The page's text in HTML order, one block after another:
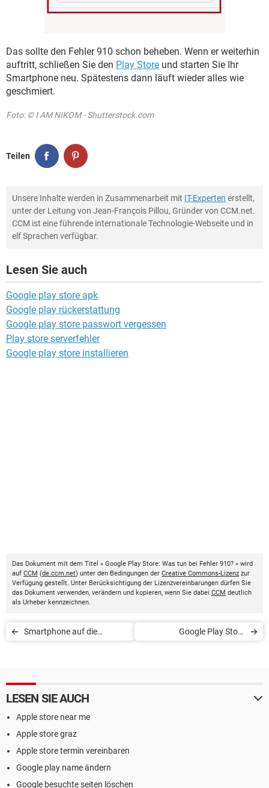
Das sollte den Fehler 910 schon beheben. Wenn er weiterhin
auftritt, schließen Sie den Play Store und starten Sie Ihr
Smartphone neu. Spätestens dann läuft wieder alles wie
geschmiert.
Foto: © I AM NIKOM - Shutterstock.com
Teilen
Unsere Inhalte werden in Zusammenarbeit mit IT-Experten erstellt,
unter der Leitung von Jean-François Pillou, Gründer von CCM.net.
CCM ist eine führende internationale Technologie-Webseite und in
elf Sprachen verfügbar.
Lesen Sie auch
Google play store apk
Google play rückerstattung
Google play store passwort vergessen
Play store serverfehler
Google play store installieren
Das Dokument mit dem Titel « Google Play Store: Was tun bei Fehler 910? » wird
auf CCM (de.ccm.net) unter den Bedingungen der Creative Commons-Lizenz zur
Verfügung gestellt. Unter Berücksichtigung der Lizenzvereinbarungen dürfen Sie
das Dokument verwenden, verändern und kopieren, wenn Sie dabei CCM deutlich
als Urheber kennzeichnen.
Smartphone auf die
Google Play Store
LESEN SIE AUCH
Apple store near me
Apple store graz
Apple store termin vereinbaren
Google play name ändern
Google besuchte seiten löschen